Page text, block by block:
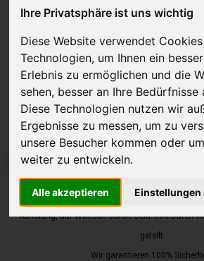
Ihre Privatsphäre ist uns wichtig
Diese Website verwendet
Technologien, um Ihnen ein
Erlebnis zu ermöglichen und die
sehen, besser an Ihre Bedürfnisse
Diese Technologien nutzen wir
Ergebnisse zu messen, um zu
unsere Besucher kommen oder
weiter zu entwickeln.
Alle akzeptieren Einstellungen
Online Auto verkaufen &
lassen
Auf Wunsch sofort Geld für Ihr
JETZT KOSTENLOSE
Kostenloses Angebot
für den Ankauf Ihres
Abholung, auf Wunsch sofort Geld. Ihre Daten
geteilt.
Wir garantieren 100%